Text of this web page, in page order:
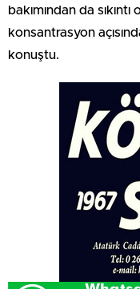
bakımından da
konsantrasyon
konuştu.